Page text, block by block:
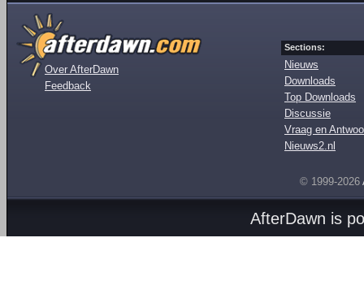
Over AfterDawn
Feedback
Sections:
Nieuws
Downloads
Top Downloads
Discussie
Vraag en
Nieuws2.nl
© 1999-2026
AfterDawn is